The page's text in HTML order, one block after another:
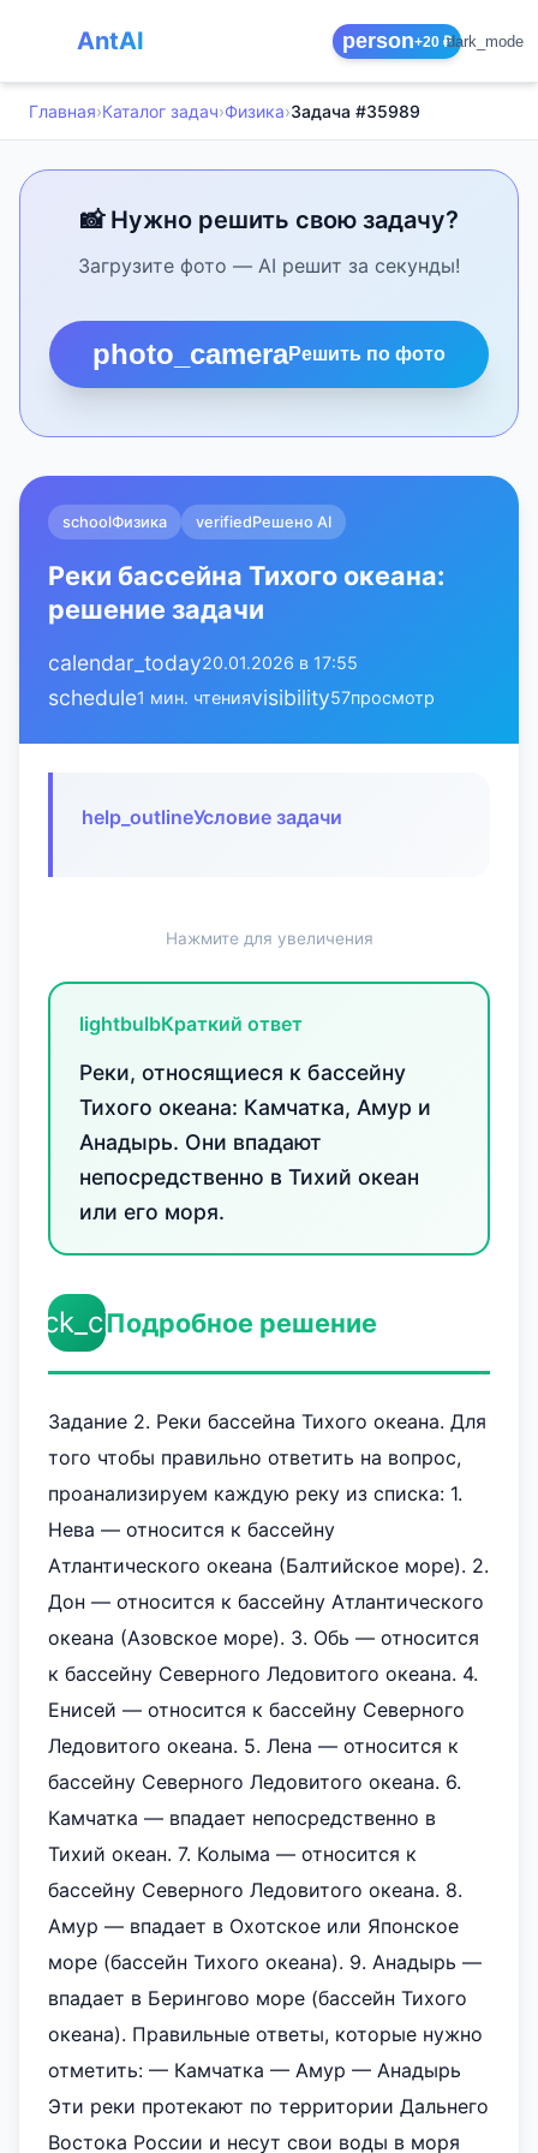
AntAI person+20 ₽dark_mode
Главная›Каталог задач›Физика›Задача #35989
📸 Нужно решить свою задачу?
Загрузите фото — AI решит за секунды!
photo_cameraРешить по фото
schoolФизика verifiedРешено AI
Реки бассейна Тихого океана:
решение задачи
calendar_today20.01.2026 в 17:55
schedule1 мин. чтенияvisibility57просмотр
help_outlineУсловие задачи
Нажмите для увеличения
lightbulbКраткий ответ
Реки, относящиеся к бассейну
Тихого океана: Камчатка, Амур и
Анадырь. Они впадают
непосредственно в Тихий океан
или его моря.
Подробное решение
Задание 2. Реки бассейна Тихого океана. Для
того чтобы правильно ответить на вопрос,
проанализируем каждую реку из списка: 1.
Нева — относится к бассейну
Атлантического океана (Балтийское море). 2.
Дон — относится к бассейну Атлантического
океана (Азовское море). 3. Обь — относится
к бассейну Северного Ледовитого океана. 4.
Енисей — относится к бассейну Северного
Ледовитого океана. 5. Лена — относится к
бассейну Северного Ледовитого океана. 6.
Камчатка — впадает непосредственно в
Тихий океан. 7. Колыма — относится к
бассейну Северного Ледовитого океана. 8.
Амур — впадает в Охотское или Японское
море (бассейн Тихого океана). 9. Анадырь —
впадает в Берингово море (бассейн Тихого
океана). Правильные ответы, которые нужно
отметить: — Камчатка — Амур — Анадырь
Эти реки протекают по территории Дальнего
Востока России и несут свои воды в моря